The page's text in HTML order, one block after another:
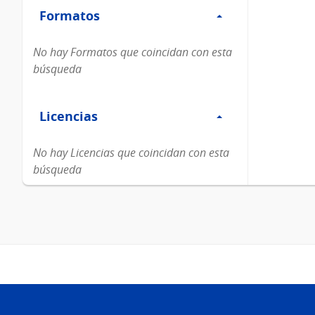
Formatos
Formatos
No hay Formatos que coincidan con esta
búsqueda
Licencias
Licencias
No hay Licencias que coincidan con esta
búsqueda